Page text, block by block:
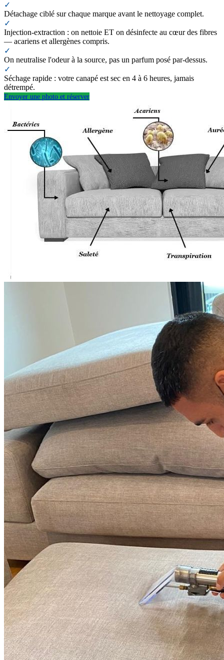
✓
Détachage ciblé sur chaque marque avant le nettoyage complet.
✓
Injection-extraction : on nettoie ET on désinfecte au cœur des fibres
— acariens et allergènes compris.
✓
On neutralise l'odeur à la source, pas un parfum posé par-dessus.
✓
Séchage rapide : votre canapé est sec en 4 à 6 heures, jamais
détrempé.
Envoyer une photo et réserver